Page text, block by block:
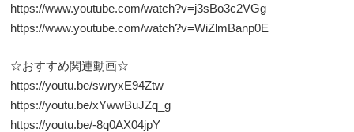
https://www.youtube.com/watch?v=j3sBo3c2VGg
https://www.youtube.com/watch?v=WiZlmBanp0E
☆おすすめ関連動画☆
https://youtu.be/swryxE94Ztw
https://youtu.be/xYwwBuJZq_g
https://youtu.be/-8q0AX04jpY